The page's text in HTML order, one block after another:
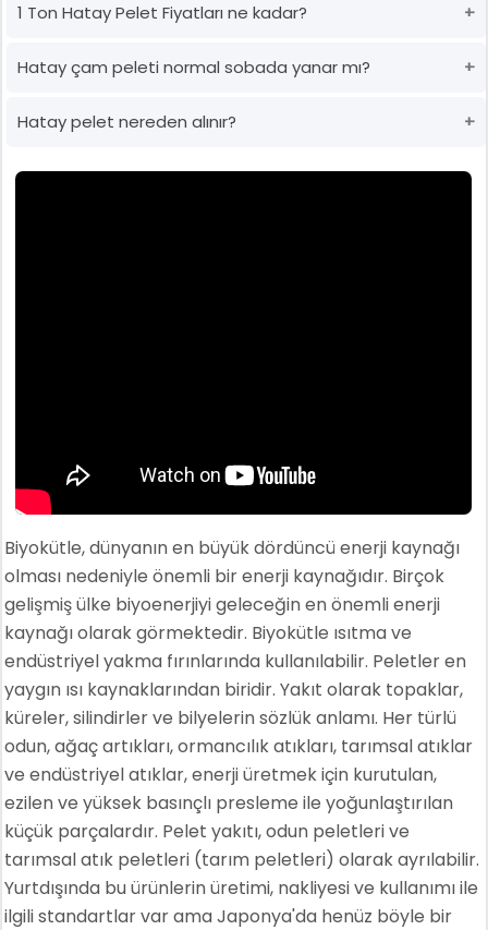
1 Ton Hatay Pelet Fiyatları ne kadar?
Hatay çam peleti normal sobada yanar mı?
Hatay pelet nereden alınır?
Biyokütle, dünyanın en büyük dördüncü enerji kaynağı
olması nedeniyle önemli bir enerji kaynağıdır. Birçok
gelişmiş ülke biyoenerjiyi geleceğin en önemli enerji
kaynağı olarak görmektedir. Biyokütle ısıtma ve
endüstriyel yakma fırınlarında kullanılabilir. Peletler en
yaygın ısı kaynaklarından biridir. Yakıt olarak topaklar,
küreler, silindirler ve bilyelerin sözlük anlamı. Her türlü
odun, ağaç artıkları, ormancılık atıkları, tarımsal atıklar
ve endüstriyel atıklar, enerji üretmek için kurutulan,
ezilen ve yüksek basınçlı presleme ile yoğunlaştırılan
küçük parçalardır. Pelet yakıtı, odun peletleri ve
tarımsal atık peletleri (tarım peletleri) olarak ayrılabilir.
Yurtdışında bu ürünlerin üretimi, nakliyesi ve kullanımı ile
ilgili standartlar var ama Japonya'da henüz böyle bir